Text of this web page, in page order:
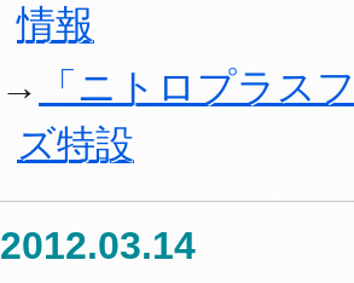
情報
「ニトロプラス
ズ特設
2012.03.14